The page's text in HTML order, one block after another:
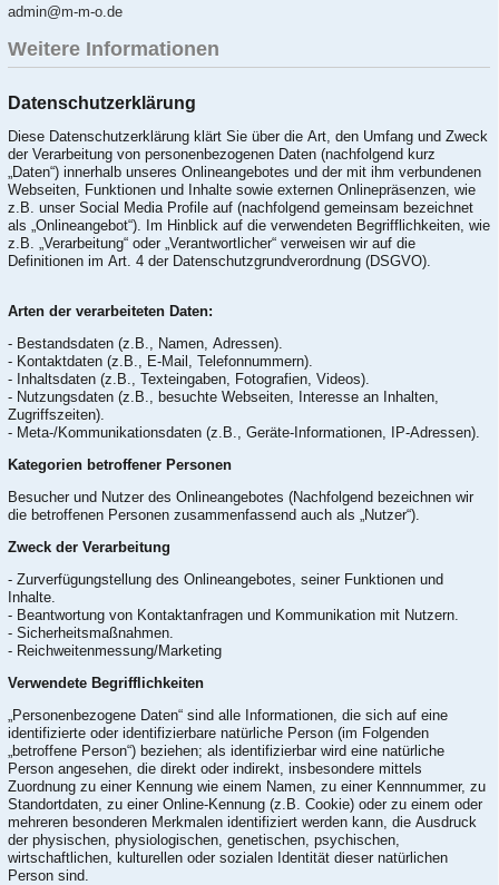
admin@m-m-o.de
Weitere Informationen
Datenschutzerklärung
Diese Datenschutzerklärung klärt Sie über die Art, den Umfang und Zweck
der Verarbeitung von personenbezogenen Daten (nachfolgend kurz
„Daten“) innerhalb unseres Onlineangebotes und der mit ihm verbundenen
Webseiten, Funktionen und Inhalte sowie externen Onlinepräsenzen, wie
z.B. unser Social Media Profile auf (nachfolgend gemeinsam bezeichnet
als „Onlineangebot“). Im Hinblick auf die verwendeten Begrifflichkeiten, wie
z.B. „Verarbeitung“ oder „Verantwortlicher“ verweisen wir auf die
Definitionen im Art. 4 der Datenschutzgrundverordnung (DSGVO).
Arten der verarbeiteten Daten:
- Bestandsdaten (z.B., Namen, Adressen).
- Kontaktdaten (z.B., E-Mail, Telefonnummern).
- Inhaltsdaten (z.B., Texteingaben, Fotografien, Videos).
- Nutzungsdaten (z.B., besuchte Webseiten, Interesse an Inhalten,
Zugriffszeiten).
- Meta-/Kommunikationsdaten (z.B., Geräte-Informationen, IP-Adressen).
Kategorien betroffener Personen
Besucher und Nutzer des Onlineangebotes (Nachfolgend bezeichnen wir
die betroffenen Personen zusammenfassend auch als „Nutzer“).
Zweck der Verarbeitung
- Zurverfügungstellung des Onlineangebotes, seiner Funktionen und
Inhalte.
- Beantwortung von Kontaktanfragen und Kommunikation mit Nutzern.
- Sicherheitsmaßnahmen.
- Reichweitenmessung/Marketing
Verwendete Begrifflichkeiten
„Personenbezogene Daten“ sind alle Informationen, die sich auf eine
identifizierte oder identifizierbare natürliche Person (im Folgenden
„betroffene Person“) beziehen; als identifizierbar wird eine natürliche
Person angesehen, die direkt oder indirekt, insbesondere mittels
Zuordnung zu einer Kennung wie einem Namen, zu einer Kennnummer, zu
Standortdaten, zu einer Online-Kennung (z.B. Cookie) oder zu einem oder
mehreren besonderen Merkmalen identifiziert werden kann, die Ausdruck
der physischen, physiologischen, genetischen, psychischen,
wirtschaftlichen, kulturellen oder sozialen Identität dieser natürlichen
Person sind.